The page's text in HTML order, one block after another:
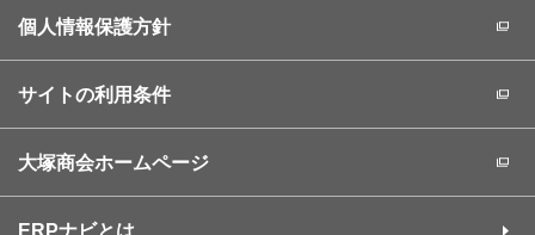
個人情報保護方針
サイトの利用条件
大塚商会ホームページ
ERPナビとは